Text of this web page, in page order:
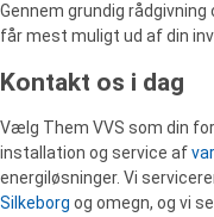
Gennem grundig
får mest muligt ud af din
Kontakt os i dag
Vælg Them VVS som din
installation og service af
energiløsninger. Vi
Silkeborg og omegn, og vi